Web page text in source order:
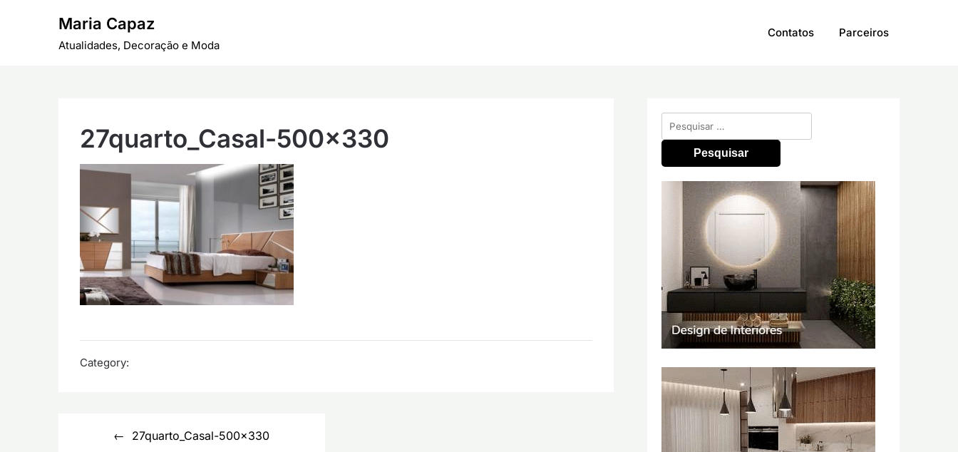
Maria Capaz
Atualidades, Decoração e Moda
Contatos Parceiros
27quarto_Casal-500×330
Category:
27quarto_Casal-500×330
Pesquisar
por: